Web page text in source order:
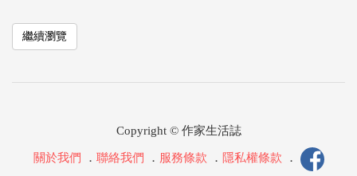
繼續瀏覽
Copyright © 作家生活誌
關於我們 ． 聯絡我們 ． 服務條款 ． 隱私權條款 ．